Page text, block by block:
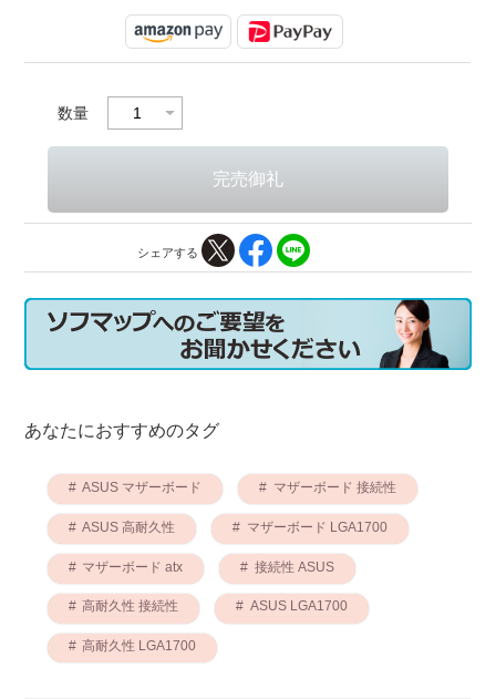
数量
シェアする
あなたにおすすめのタグ
ASUS マザーボード マザーボード 接続性
ASUS 高耐久性 マザーボード LGA1700
マザーボード atx 接続性 ASUS
高耐久性 接続性 ASUS LGA1700
高耐久性 LGA1700